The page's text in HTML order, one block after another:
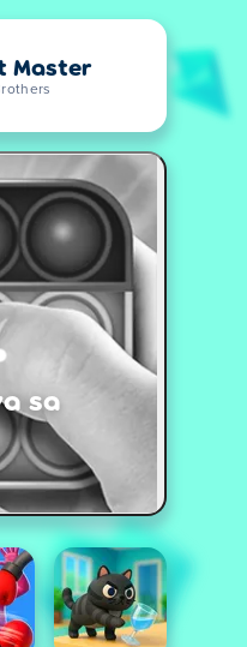
Master
sa